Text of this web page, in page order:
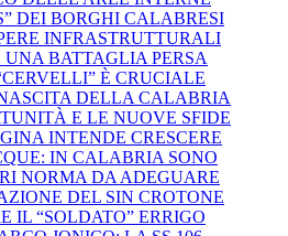
DEI BORGHI CALABRESI
INFRASTRUTTURALI
UNA BATTAGLIA PERSA
È CRUCIALE
DELLA CALABRIA
E LE NUOVE SFIDE
INTENDE CRESCERE
IN CALABRIA SONO
NORMA DA ADEGUARE
DEL SIN CROTONE
IL “SOLDATO” ERRIGO